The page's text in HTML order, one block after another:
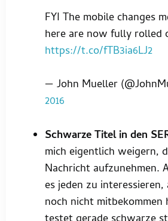
FYI The mobile changes
here are now fully rolled
https://t.co/fTB3ia6LJ2
— John Mueller
2016
Schwarze Titel in den
mich eigentlich weigern,
Nachricht aufzunehmen.
es jeden zu
noch nicht mitbekommen